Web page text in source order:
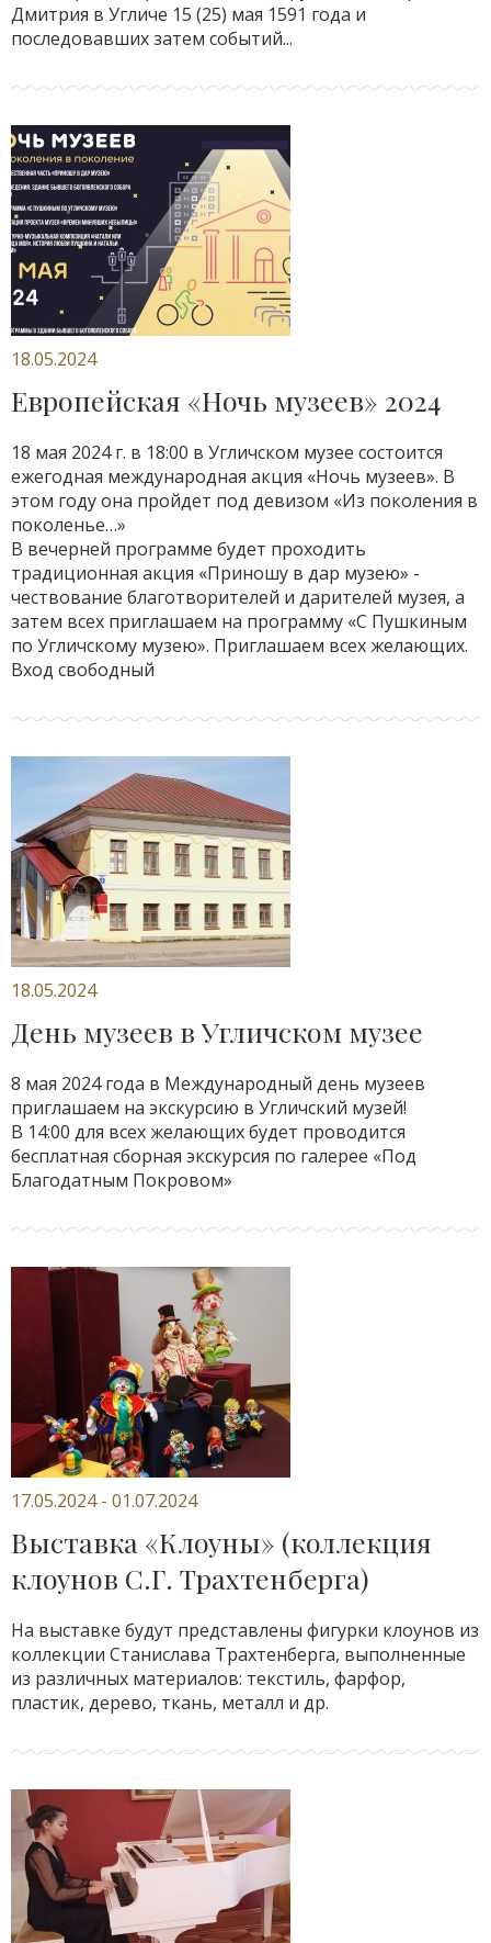
Дмитрия в Угличе 15 (25) мая 1591 года и
последовавших затем событий...
18.05.2024
Европейская «Ночь музеев» 2024
18 мая 2024 г. в 18:00 в Угличском музее состоится
ежегодная международная акция «Ночь музеев». В
этом году она пройдет под девизом «Из поколения в
поколенье…»
В вечерней программе будет проходить
традиционная акция «Приношу в дар музею» -
чествование благотворителей и дарителей музея, а
затем всех приглашаем на программу «С Пушкиным
по Угличскому музею». Приглашаем всех желающих.
Вход свободный
18.05.2024
День музеев в Угличском музее
8 мая 2024 года в Международный день музеев
приглашаем на экскурсию в Угличский музей!
В 14:00 для всех желающих будет проводится
бесплатная сборная экскурсия по галерее «Под
Благодатным Покровом»
17.05.2024 - 01.07.2024
Выставка «Клоуны» (коллекция
клоунов С.Г. Трахтенберга)
На выставке будут представлены фигурки клоунов из
коллекции Станислава Трахтенберга, выполненные
из различных материалов: текстиль, фарфор,
пластик, дерево, ткань, металл и др.